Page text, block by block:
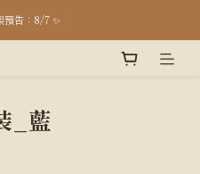
31 pm13:00-18:00；台北快閃 8/22、23
預告：8/7 ✨
_藍